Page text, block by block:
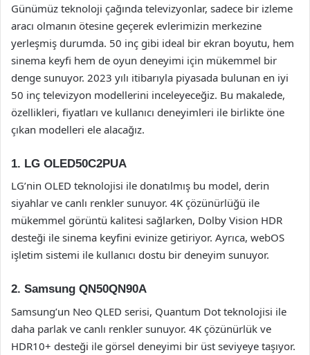
Günümüz teknoloji çağında televizyonlar, sadece bir izleme
aracı olmanın ötesine geçerek evlerimizin merkezine
yerleşmiş durumda. 50 inç gibi ideal bir ekran boyutu, hem
sinema keyfi hem de oyun deneyimi için mükemmel bir
denge sunuyor. 2023 yılı itibarıyla piyasada bulunan en iyi
50 inç televizyon modellerini inceleyeceğiz. Bu makalede,
özellikleri, fiyatları ve kullanıcı deneyimleri ile birlikte öne
çıkan modelleri ele alacağız.
1. LG OLED50C2PUA
LG’nin OLED teknolojisi ile donatılmış bu model, derin
siyahlar ve canlı renkler sunuyor. 4K çözünürlüğü ile
mükemmel görüntü kalitesi sağlarken, Dolby Vision HDR
desteği ile sinema keyfini evinize getiriyor. Ayrıca, webOS
işletim sistemi ile kullanıcı dostu bir deneyim sunuyor.
2. Samsung QN50QN90A
Samsung’un Neo QLED serisi, Quantum Dot teknolojisi ile
daha parlak ve canlı renkler sunuyor. 4K çözünürlük ve
HDR10+ desteği ile görsel deneyimi bir üst seviyeye taşıyor.